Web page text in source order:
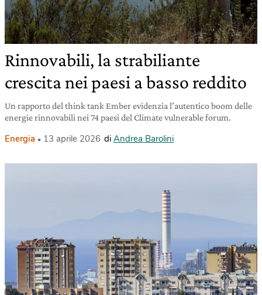
Rinnovabili, la strabiliante
crescita nei paesi a basso reddito
Un rapporto del think tank Ember evidenzia l’autentico boom delle
energie rinnovabili nei 74 paesi del Climate vulnerable forum.
Energia 13 aprile 2026 di Andrea Barolini